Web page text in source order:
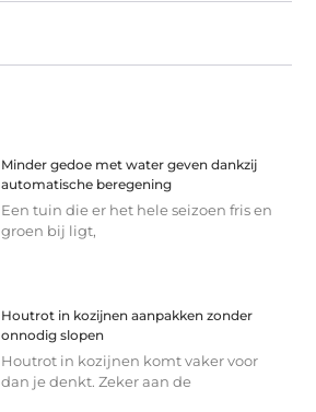
Minder gedoe met water geven dankzij
automatische beregening
Een tuin die er het hele seizoen fris en
groen bij ligt,
Houtrot in kozijnen aanpakken zonder
onnodig slopen
Houtrot in kozijnen komt vaker voor
dan je denkt. Zeker aan de